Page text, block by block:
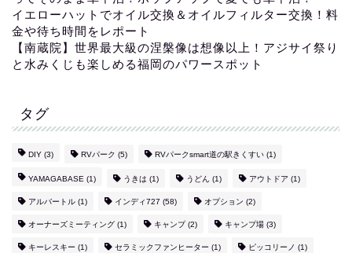
イエローハットでオイル交換＆オイルフィルター交換！料
金や待ち時間をレポート
【南蔵院】世界最大級の涅槃像は想像以上！アジサイ祭り
と水みくじも楽しめる福岡のパワースポット
タグ
DIY (3) RVパーク (5) RVパークsmart道の駅きくすい (1)
YAMAGABASE (1) うきは (1) うどん (1) アウトドア (1)
アルバートル (1) インディ727 (58) オプション (2)
オーナーズミーティング (1) キャンプ(2) キャンプ場 (3)
キーレスキー (1) セラミックファンヒーター (1) ピッコリーノ (1)